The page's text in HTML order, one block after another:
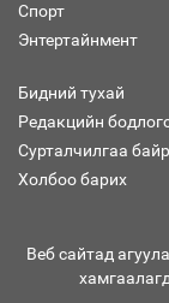
Спорт
Энтертайнмент
Бидний тухай
Редакцийн
Сурталчилгаа
Холбоо барих
Веб сайтад